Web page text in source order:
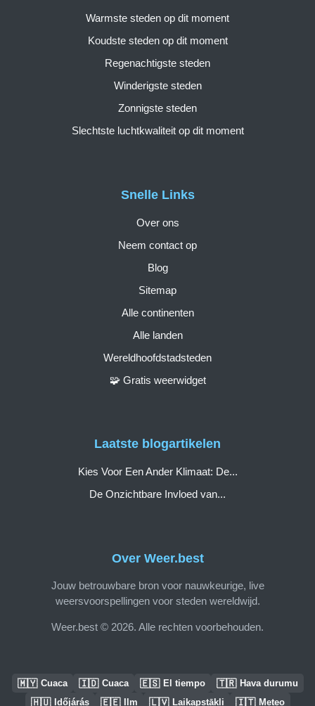
Over Weer.best
Jouw betrouwbare bron voor nauwkeurige, live
weersvoorspellingen voor steden wereldwijd.
Weer.best © 2026. Alle rechten voorbehouden.
Snelle Links
Over ons
Neem contact op
Blog
Sitemap
Alle continenten
Alle landen
Wereldhoofdstadsteden
🧩 Gratis weerwidget
Warmste steden op dit moment
Koudste steden op dit moment
Regenachtigste steden
Winderigste steden
Zonnigste steden
Slechtste luchtkwaliteit op dit moment
Laatste blogartikelen
Kies Voor Een Ander Klimaat: De...
De Onzichtbare Invloed van...
🇲🇾 Cuaca 🇮🇩 Cuaca 🇪🇸 El tiempo 🇹🇷 Hava durumu
🇭🇺 Időjárás 🇪🇪 Ilm 🇱🇻 Laikapstākļi 🇮🇹 Meteo